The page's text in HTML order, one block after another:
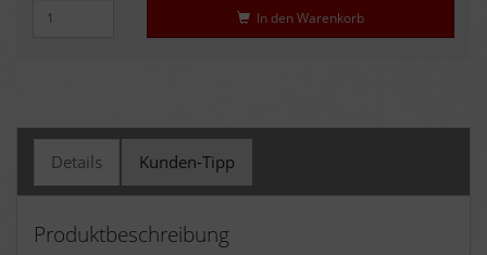
In den Warenkorb
Details Kunden-Tipp
Produktbeschreibung